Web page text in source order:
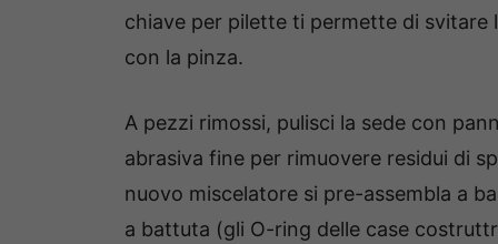
chiave per pilette ti permette di svitare
con la pinza.
A pezzi rimossi, pulisci la sede con
abrasiva fine per rimuovere residui di
nuovo miscelatore si pre-assembla a
a battuta (gli O-ring delle case